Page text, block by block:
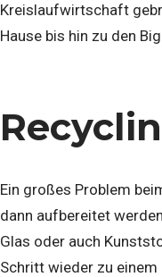
Kreislaufwirtschaft
Hause bis hin zu den
Ein großes Problem
dann aufbereitet
Glas oder auch
Schritt wieder zu